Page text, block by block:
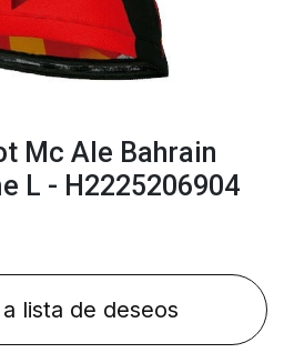
Mc Ale Bahrain
L - H2225206904
lista de deseos